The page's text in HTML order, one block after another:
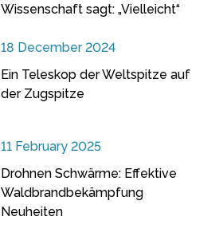
Wissenschaft sagt: „Vielleicht“
18 December 2024
Ein Teleskop der Weltspitze auf
der Zugspitze
11 February 2025
Drohnen Schwärme: Effektive
Waldbrandbekämpfung
Neuheiten